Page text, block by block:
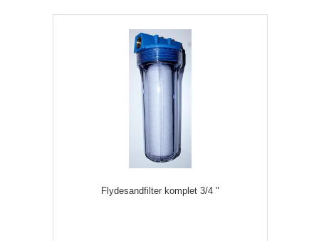
Flydesandfilter komplet 3/4 "